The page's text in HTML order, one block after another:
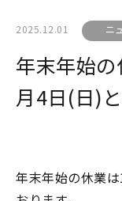
マノスタ
受信計
開平演算器
アクセサリ
2025.12.01 ニ
年末年始
月4日(日)
年末年始の休業